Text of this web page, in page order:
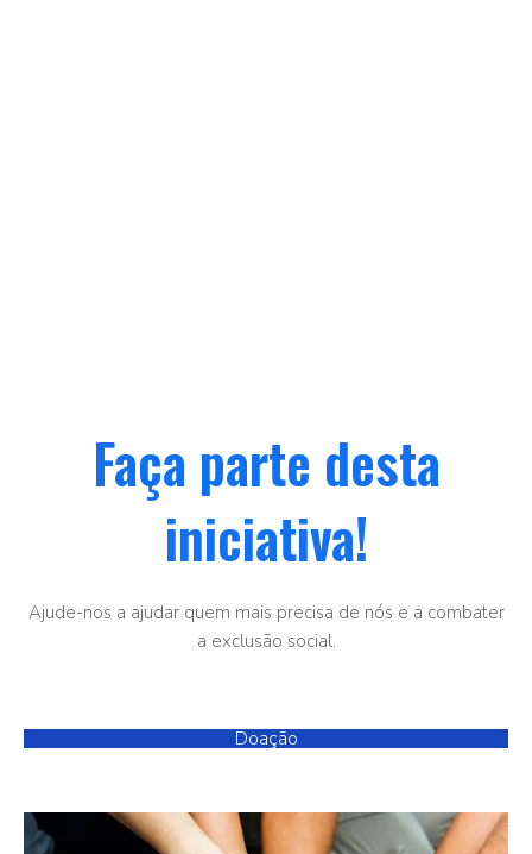
Faça parte desta
iniciativa!
Ajude-nos a ajudar quem mais precisa de nós e a combater
a exclusão social.
Doação